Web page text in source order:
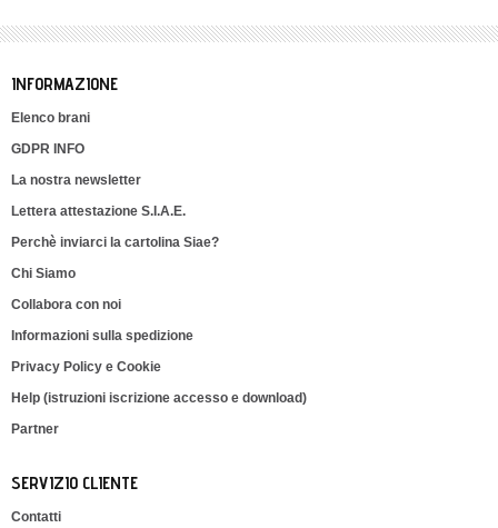
INFORMAZIONE
Elenco brani
GDPR INFO
La nostra newsletter
Lettera attestazione S.I.A.E.
Perchè inviarci la cartolina Siae?
Chi Siamo
Collabora con noi
Informazioni sulla spedizione
Privacy Policy e Cookie
Help (istruzioni iscrizione accesso e download)
Partner
SERVIZIO CLIENTE
Contatti